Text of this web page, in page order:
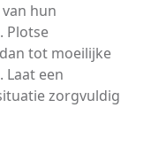
hun
Plotse
tot moeilijke
Laat een
zorgvuldig